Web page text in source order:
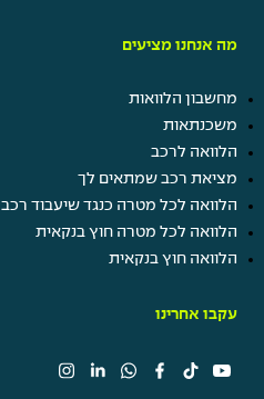
מה אנחנו מציעים
מחשבון הלוואות
משכנתאות
הלוואה לרכב
מציאת רכב שמתאים לך
הלוואה לכל מטרה כנגד שיעבוד רכב
הלוואה לכל מטרה חוץ בנקאית
הלוואה חוץ בנקאית
עקבו אחרינו